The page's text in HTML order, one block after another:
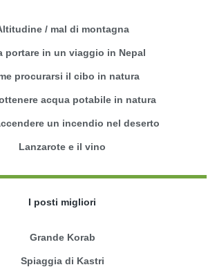
/ mal di montagna
portare in un viaggio in Nepal
procurarsi il cibo in natura
acqua potabile in natura
un incendio nel deserto
Lanzarote e il vino
I posti migliori
Grande Korab
Spiaggia di Kastri